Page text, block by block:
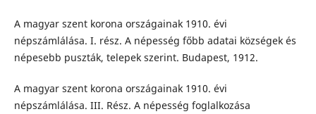
A magyar szent korona országainak 1910. évi
népszámlálása. I. rész. A népesség főbb adatai községek és
népesebb puszták, telepek szerint. Budapest, 1912.
A magyar szent korona országainak 1910. évi
népszámlálása. III. Rész. A népesség foglalkozása